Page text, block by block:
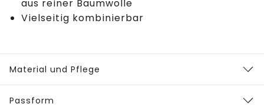
aus reiner Baumwolle
Vielseitig kombinierbar
Material und Pflege
Passform